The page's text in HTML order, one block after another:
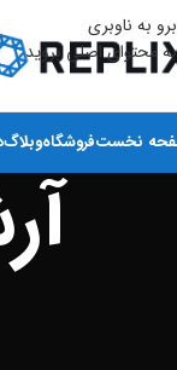
برو به ناوبری
به محتوای اصلی بروید
نخستفروشگاهوبلاگ